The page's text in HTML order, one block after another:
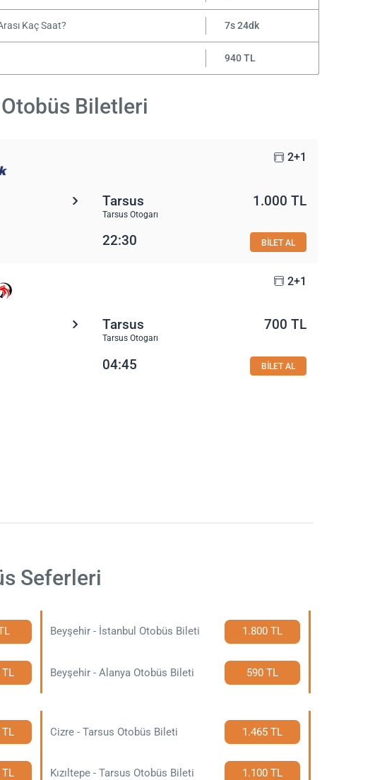
Kaç Saat? 7s 24dk
940 TL
Biletleri
2+1
Tarsus
Tarsus Otogarı
1.000 TL
22:30 BİLET AL
2+1
Tarsus
Tarsus Otogarı
700 TL
04:45 BİLET AL
Seferleri
Beyşehir - İstanbul Otobüs Bileti 1.800 TL
TL Beyşehir - Alanya Otobüs Bileti 590 TL
Cizre - Tarsus Otobüs Bileti 1.465 TL
TL Kızıltepe - Tarsus Otobüs Bileti 1.100 TL